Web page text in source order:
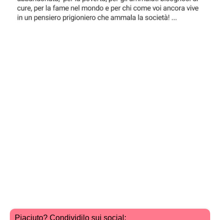
Piaciuto? Condividilo sui social: